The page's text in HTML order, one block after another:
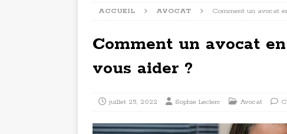
ACCUEIL AVOCAT Comment un avocat
Comment un avocat
vous aider ?
juillet 25, 2022 Sophie Leclerc Avocat